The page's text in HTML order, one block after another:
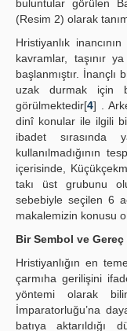
buluntular görülen
(Resim 2) olarak
Hristiyanlık
kavramlar, taşınır
başlanmıştır.
uzak durmak için
görülmektedir[4] .
dinî konular ile ilgili
ibadet sırasında
kullanılmadığının
içerisinde,
takı üst grubunu
sebebiyle seçilen 6
makalemizin konusu
Bir Sembol ve Gereç
Hristiyanlığın en
çarmıha gerilişini
yöntemi olarak
İmparatorluğu’na
batıya aktarıldığı